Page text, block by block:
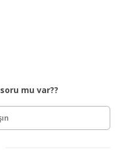
mu var??